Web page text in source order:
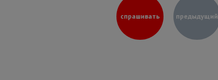
спрашивать предыдущий